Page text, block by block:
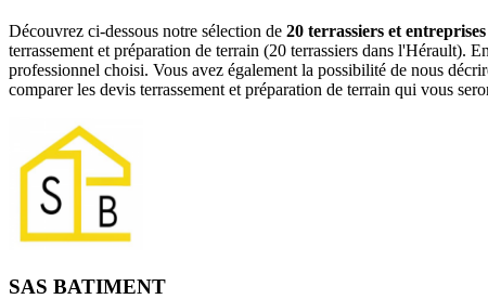
Découvrez ci-dessous notre sélection de 20 terrassiers et
terrassement et préparation de terrain (20 terrassiers dans l'Hérault).
professionnel choisi. Vous avez également la possibilité de nous
comparer les devis terrassement et préparation de terrain qui vous
SAS BATIMENT